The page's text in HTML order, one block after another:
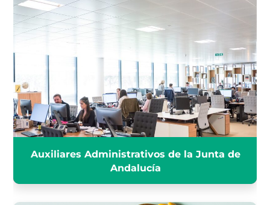
Auxiliares Administrativos de la Junta de
Andalucía
AUXILIARES ADMINISTRATIVOS
DE LA JUNTA DE ANDALUCÍA
INFÓRMATE